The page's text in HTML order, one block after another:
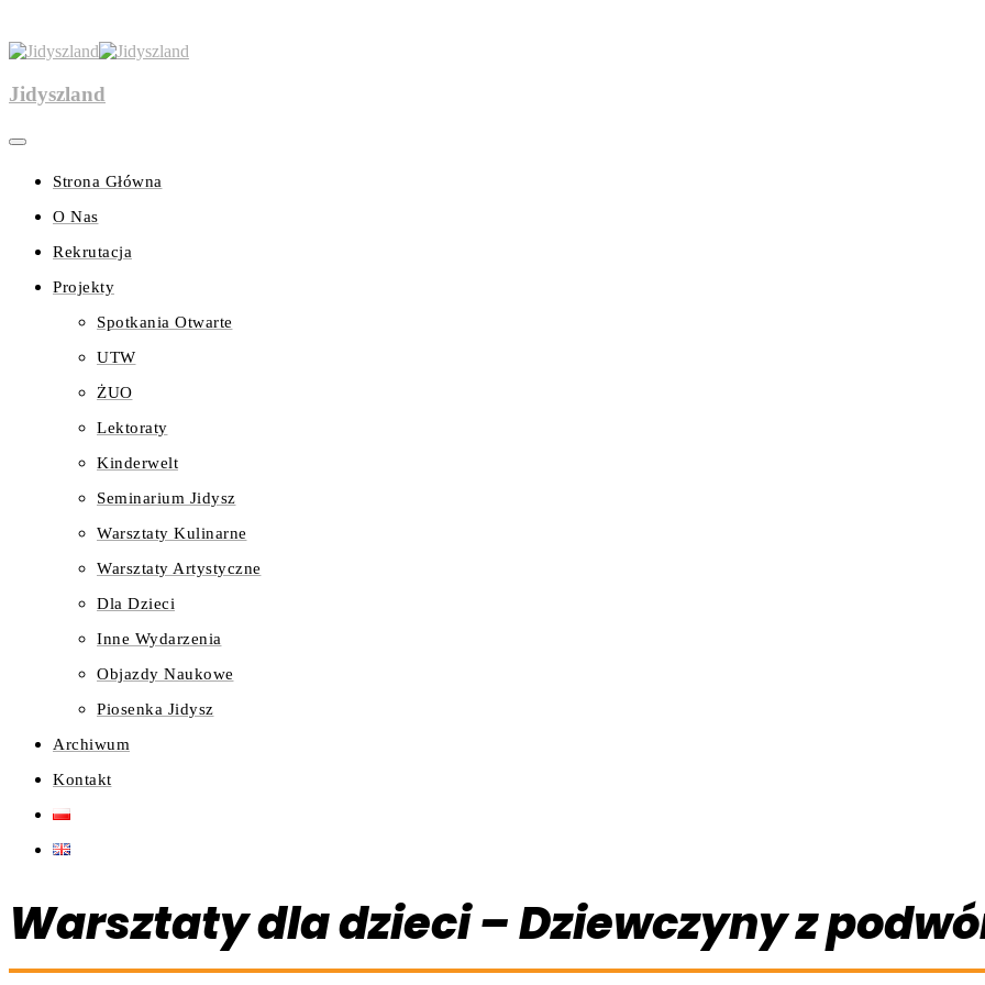
Jidyszland
Strona Główna
O Nas
Rekrutacja
Projekty
Spotkania Otwarte
UTW
ŻUO
Lektoraty
Kinderwelt
Seminarium Jidysz
Warsztaty Kulinarne
Warsztaty Artystyczne
Dla Dzieci
Inne Wydarzenia
Objazdy Naukowe
Piosenka Jidysz
Archiwum
Kontakt
Warsztaty dla dzieci – Dziewczyny z